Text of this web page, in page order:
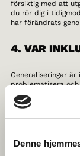
Denne
försiktig med att
du rör dig i
har förändrats
4. VAR
Generaliseringar
problematisera
”Norden”. Lyft
Grönland och
5. TA ER UT